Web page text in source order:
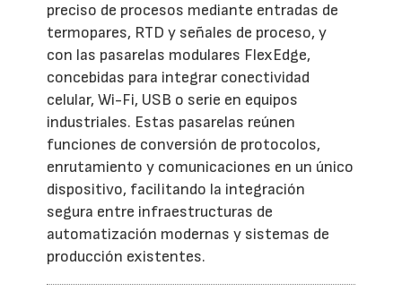
preciso de procesos mediante entradas de
termopares, RTD y señales de proceso, y
con las pasarelas modulares FlexEdge,
concebidas para integrar conectividad
celular, Wi-Fi, USB o serie en equipos
industriales. Estas pasarelas reúnen
funciones de conversión de protocolos,
enrutamiento y comunicaciones en un único
dispositivo, facilitando la integración
segura entre infraestructuras de
automatización modernas y sistemas de
producción existentes.